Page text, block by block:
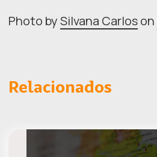
Photo bySilvana Carloson
Relacionados